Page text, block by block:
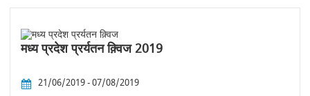
मध्य प्रदेश प्रर्यतन क़्विज 2019
21/06/2019 - 07/08/2019